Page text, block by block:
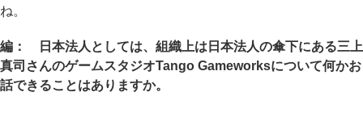
ね。
編： 日本法人としては、組織上は日本法人の傘下にある三上
真司さんのゲームスタジオTango Gameworksについて何かお
話できることはありますか。